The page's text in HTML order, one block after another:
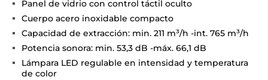
Panel de vidrio con control táctil oculto
Cuerpo acero inoxidable compacto
Capacidad de extracción: min. 211 m³/h -int. 765 m³/h
Potencia sonora: min. 53,3 dB -máx. 66,1 dB
Lámpara LED regulable en intensidad y temperatura
de color